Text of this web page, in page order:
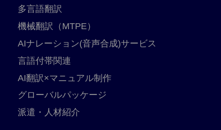
多言語翻訳
機械翻訳（MTPE）
AIナレーション(音声合成)サービス
言語付帯関連
AI翻訳×マニュアル制作
グローバルパッケージ
派遣・人材紹介